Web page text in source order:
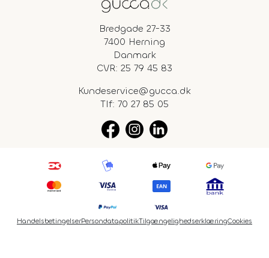
Bredgade 27-33
7400 Herning
Danmark
CVR: 25 79 45 83
Kundeservice@gucca.dk
Tlf: 70 27 85 05
HandelsbetingelserPersondatapolitikTilgængelighedserklæringCookies